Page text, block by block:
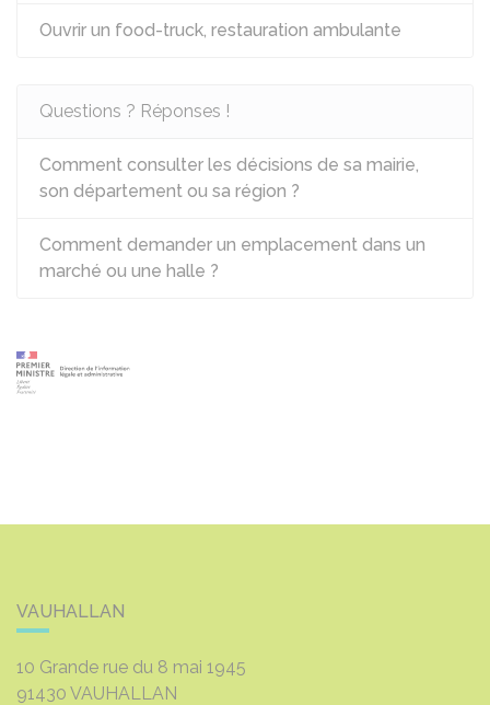
Ouvrir un food-truck, restauration ambulante
Questions ? Réponses !
Comment consulter les décisions de sa mairie,
son département ou sa région ?
Comment demander un emplacement dans un
marché ou une halle ?
VAUHALLAN
10 Grande rue du 8 mai 1945
91430 VAUHALLAN